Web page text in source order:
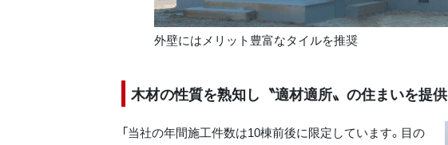
外壁にはメリット豊富なタイルを推奨
木材の性質を熟知し〝適材適所〟の住まいを提供
「当社の年間施工件数は10棟前後に限定しています。目の